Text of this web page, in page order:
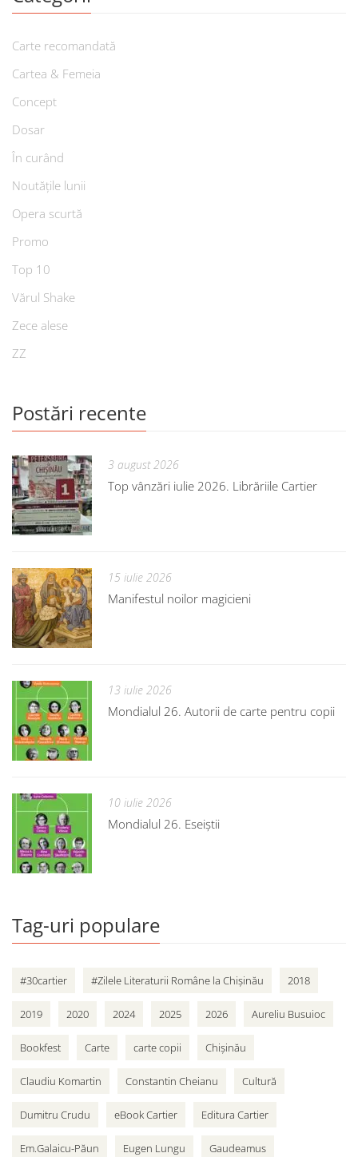
Carte recomandată
Cartea & Femeia
Concept
Dosar
În curând
Noutățile lunii
Opera scurtă
Promo
Top 10
Vărul Shake
Zece alese
ZZ
Postări recente
3 august 2026
Top vânzări iulie 2026. Librăriile Cartier
15 iulie 2026
Manifestul noilor magicieni
13 iulie 2026
Mondialul 26. Autorii de carte pentru copii
10 iulie 2026
Mondialul 26. Eseiștii
Tag-uri populare
#30cartier #Zilele Literaturii Române la Chișinău 2018
2019 2020 2024 2025 2026 Aureliu Busuioc
Bookfest Carte carte copii Chișinău
Claudiu Komartin Constantin Cheianu Cultură
Dumitru Crudu eBook Cartier Editura Cartier
Em.Galaicu-Păun Eugen Lungu Gaudeamus